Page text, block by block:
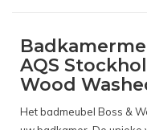
AQS
Wood
Het badmeubel Boss &